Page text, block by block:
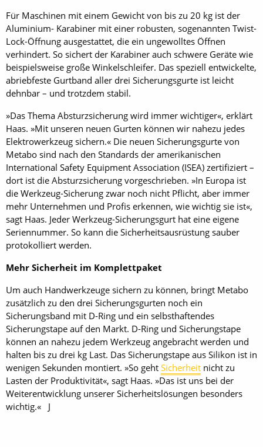
Für Maschinen mit einem Gewicht von bis zu 20 kg ist der
Aluminium- Karabiner mit einer robusten, sogenannten Twist-
Lock-Öffnung ausgestattet, die ein ungewolltes Öffnen
verhindert. So sichert der Karabiner auch schwere Geräte wie
beispielsweise große Winkelschleifer. Das speziell entwickelte,
abriebfeste Gurtband aller drei Sicherungsgurte ist leicht
dehnbar – und trotzdem stabil.
»Das Thema Absturzsicherung wird immer wichtiger«, erklärt
Haas. »Mit unseren neuen Gurten können wir nahezu jedes
Elektrowerkzeug sichern.« Die neuen Sicherungsgurte von
Metabo sind nach den Standards der amerikanischen
International Safety Equipment Association (ISEA) zertifiziert –
dort ist die Absturzsicherung vorgeschrieben. »In Europa ist
die Werkzeug-Sicherung zwar noch nicht Pflicht, aber immer
mehr Unternehmen und Profis erkennen, wie wichtig sie ist«,
sagt Haas. Jeder Werkzeug-Sicherungsgurt hat eine eigene
Seriennummer. So kann die Sicherheitsausrüstung sauber
protokolliert werden.
Mehr Sicherheit im Komplettpaket
Um auch Handwerkzeuge sichern zu können, bringt Metabo
zusätzlich zu den drei Sicherungsgurten noch ein
Sicherungsband mit D-Ring und ein selbsthaftendes
Sicherungstape auf den Markt. D-Ring und Sicherungstape
können an nahezu jedem Werkzeug angebracht werden und
halten bis zu drei kg Last. Das Sicherungstape aus Silikon ist in
wenigen Sekunden montiert. »So geht Sicherheit nicht zu
Lasten der Produktivität«, sagt Haas. »Das ist uns bei der
Weiterentwicklung unserer Sicherheitslösungen besonders
wichtig.« J